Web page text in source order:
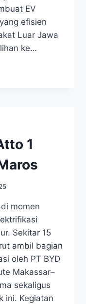
EV
efisien
Luar Jawa
ke…
1
momen
Sekitar 15
ambil bagian
oleh PT BYD
Makassar–
sekaligus
ini. Kegiatan